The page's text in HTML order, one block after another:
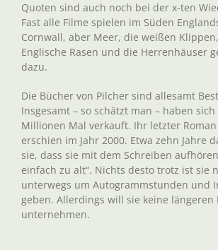
Quoten sind auch noch bei der x-ten
Fast alle Filme spielen im Süden
Cornwall, aber Meer, die weißen
Englische Rasen und die Herrenhäuser
dazu.
Die Bücher von Pilcher sind allesamt
Insgesamt – so schätzt man – haben
Millionen Mal verkauft. Ihr letzter Roman
erschien im Jahr 2000. Etwa zehn Jahre
sie, dass sie mit dem Schreiben
einfach zu alt“. Nichts desto trotz ist sie
unterwegs um Autogrammstunden und
geben. Allerdings will sie keine längeren
unternehmen.